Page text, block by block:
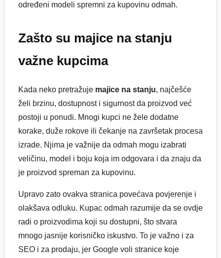
određeni modeli spremni za kupovinu odmah.
Zašto su majice na stanju
važne kupcima
Kada neko pretražuje majice na stanju, najčešće
želi brzinu, dostupnost i sigurnost da proizvod već
postoji u ponudi. Mnogi kupci ne žele dodatne
korake, duže rokove ili čekanje na završetak procesa
izrade. Njima je važnije da odmah mogu izabrati
veličinu, model i boju koja im odgovara i da znaju da
je proizvod spreman za kupovinu.
Upravo zato ovakva stranica povećava povjerenje i
olakšava odluku. Kupac odmah razumije da se ovdje
radi o proizvodima koji su dostupni, što stvara
mnogo jasnije korisničko iskustvo. To je važno i za
SEO i za prodaju, jer Google voli stranice koje